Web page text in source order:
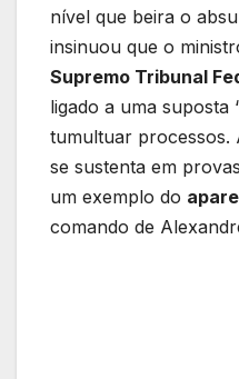
nível que beira o
insinuou que o
Supremo Tribunal
ligado a uma suposta
tumultuar processos.
se sustenta em
um exemplo do
comando de